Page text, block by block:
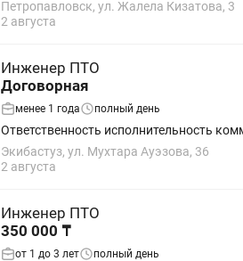
Петропавловск, ул. Жалела Кизатова, 3
2 августа
Инженер ПТО
Договорная
менее 1 года полный день
Ответственность исполнительность
Экибастуз, ул. Мухтара Ауэзова, 36
2 августа
Инженер ПТО
350 000 ₸
от 1 до 3 лет полный день